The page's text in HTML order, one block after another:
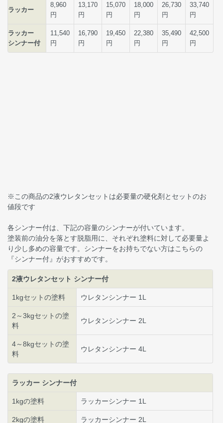
※この商品の2液ウレタンセットは必要量の硬化剤とセットのお
値段です
各シンナー付は、下記の容量のシンナーが付いています。
塗装前の油分を落とす脱脂用に、それぞれ塗料に対して必要量よ
り少し多めの容量です。シンナーをお持ちでない方はこちらの
『シンナー付』がおすすめです。
2液ウレタンセット シンナー付
1kgセットの塗料 ウレタンシンナー 1L
2～3kgセットの塗
料
ウレタンシンナー 2L
4～8kgセットの塗
料
ウレタンシンナー 4L
ラッカー シンナー付
1kgの塗料 ラッカーシンナー 1L
2kgの塗料 ラッカーシンナー 2L